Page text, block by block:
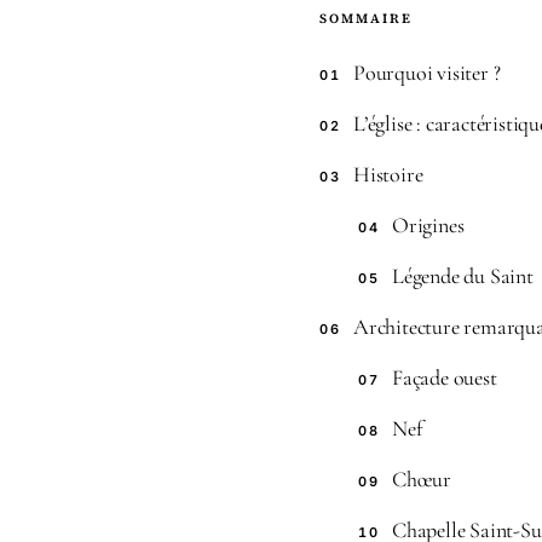
SOMMAIRE
01 Pourquoi visiter ?
02 L’église :
03 Histoire
04 Origines
05 Légende du Saint
06 Architecture
07 Façade ouest
08 Nef
09 Chœur
10 Chapelle Saint-